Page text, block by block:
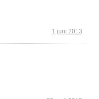
1 juni 2013